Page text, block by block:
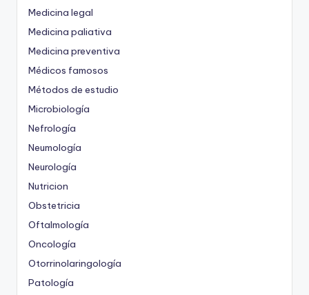
Medicina legal
Medicina paliativa
Medicina preventiva
Médicos famosos
Métodos de estudio
Microbiología
Nefrología
Neumología
Neurología
Nutricion
Obstetricia
Oftalmología
Oncología
Otorrinolaringología
Patología